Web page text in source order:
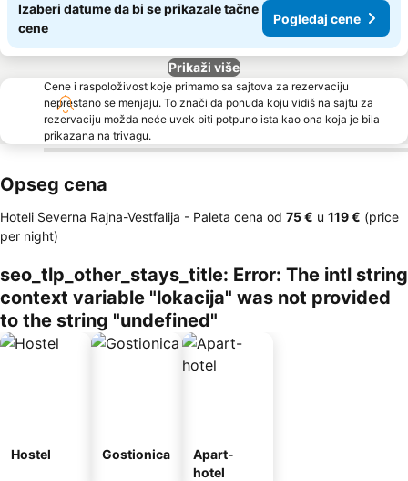
Izaberi datume da bi se prikazale tačne
cene
Pogledaj cene
Prikaži više
Cene i raspoloživost koje primamo sa sajtova za rezervaciju
neprestano se menjaju. To znači da ponuda koju vidiš na sajtu za
rezervaciju možda neće uvek biti potpuno ista kao ona koja je bila
prikazana na trivagu.
Opseg cena
Hoteli Severna Rajna-Vestfalija - Paleta cena od ‎75 € u ‎119 € (price
per night)
seo_tlp_other_stays_title: Error: The intl string
context variable "lokacija" was not provided
to the string "undefined"
Hostel Gostionica
Apart-
hotel